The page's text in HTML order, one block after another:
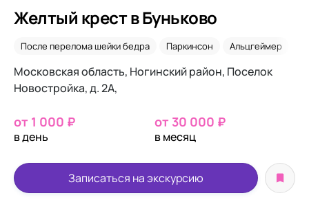
Желтый крест в Буньково
После перелома шейки бедра Паркинсон Альцгеймер
Московская область, Ногинский район, Поселок
Новостройка, д. 2А,
от 1 000 ₽
в день
от 30 000 ₽
в месяц
Записаться на экскурсию